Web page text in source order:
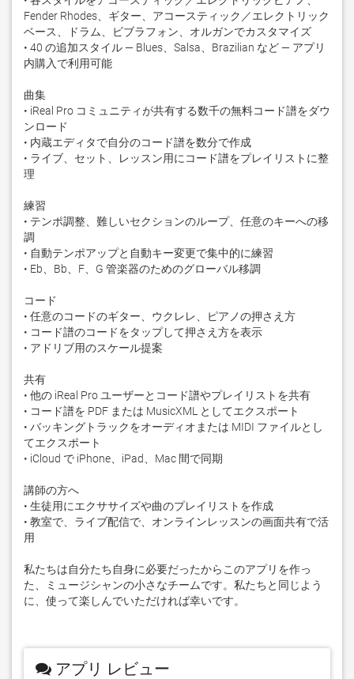
Fender Rhodes、ギター、アコースティック／エレクトリック
ベース、ドラム、ビブラフォン、オルガンでカスタマイズ
• 40 の追加スタイル — Blues、Salsa、Brazilian など — アプリ
内購入で利用可能
曲集
• iReal Pro コミュニティが共有する数千の無料コード譜をダウ
ンロード
• 内蔵エディタで自分のコード譜を数分で作成
• ライブ、セット、レッスン用にコード譜をプレイリストに整
理
練習
• テンポ調整、難しいセクションのループ、任意のキーへの移
調
• 自動テンポアップと自動キー変更で集中的に練習
• Eb、Bb、F、G 管楽器のためのグローバル移調
コード
• 任意のコードのギター、ウクレレ、ピアノの押さえ方
• コード譜のコードをタップして押さえ方を表示
• アドリブ用のスケール提案
共有
• 他の iReal Pro ユーザーとコード譜やプレイリストを共有
• コード譜を PDF または MusicXML としてエクスポート
• バッキングトラックをオーディオまたは MIDI ファイルとし
てエクスポート
• iCloud で iPhone、iPad、Mac 間で同期
講師の方へ
• 生徒用にエクササイズや曲のプレイリストを作成
• 教室で、ライブ配信で、オンラインレッスンの画面共有で活
用
私たちは自分たち自身に必要だったからこのアプリを作っ
た、ミュージシャンの小さなチームです。私たちと同じよう
に、使って楽しんでいただければ幸いです。
アプリ レビュー